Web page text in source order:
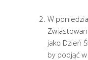
W
jako Dzień
by podjąć